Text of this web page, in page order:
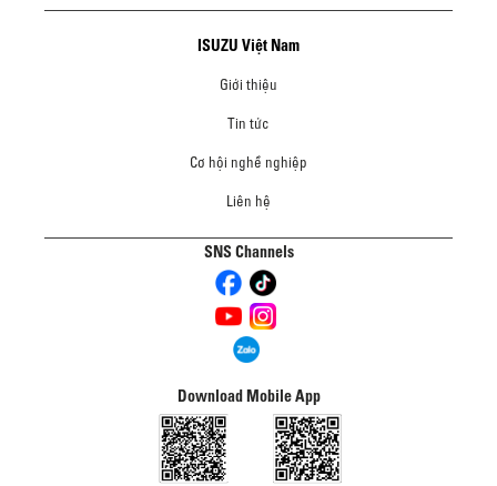
ISUZU Việt Nam
Giới thiệu
Tin tức
Cơ hội nghề nghiệp
Liên hệ
SNS Channels
Download Mobile App